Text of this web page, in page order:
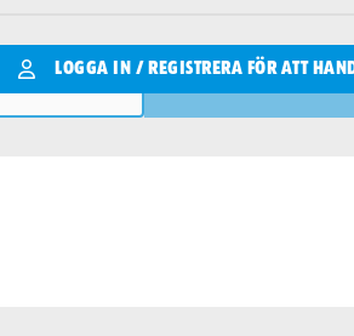
LOGGA IN / REGISTRERA FÖR ATT
Qantity
LÄGG I